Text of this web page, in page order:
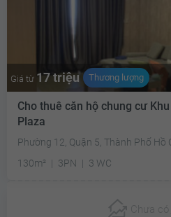
Giá từ 17 triệu Thương lượng
Cho thuê căn hộ chung cư
Plaza
Phường 12, Quận 5, Thành Phố Hồ
130m²
3PN 3 WC
Chưa có